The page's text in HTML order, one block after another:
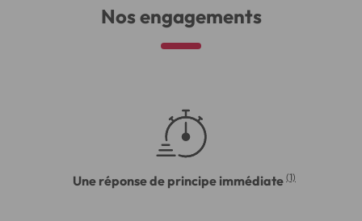
Nos engagements
Une réponse de principe immédiate (1)